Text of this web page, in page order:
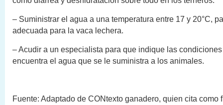
– Suministrar el agua a una temperatura entre 17 y 20°C,
adecuada para la vaca lechera.
– Acudir a un especialista para que indique las
encuentra el agua que se le suministra a los animales.
Fuente: Adaptado de CONtexto ganadero, quien cita como